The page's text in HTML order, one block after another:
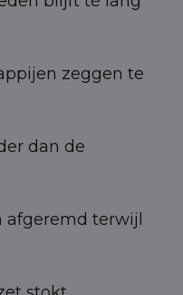
zeggen te
dan de
terwijl